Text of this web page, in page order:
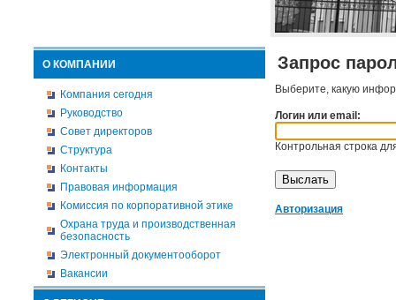
О КОМПАНИИ
Компания сегодня
Руководство
Совет директоров
Структура
Контакты
Правовая информация
Комиссия по корпоративной этике
Охрана труда и производственная
безопасность
Электронный документооборот
Вакансии
Запрос
Выберите, какую
Логин или email:
Контрольная строка
Авторизация